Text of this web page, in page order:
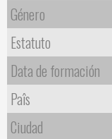
Género
Estatuto
Data de formación
Paîs
Ciudad